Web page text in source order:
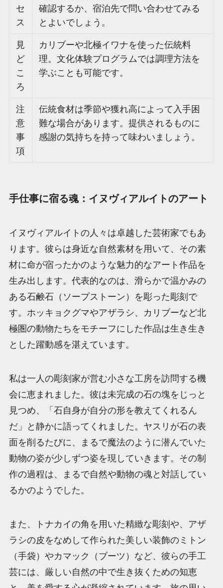
セ
ス
確認するか、宿泊先で問い合わせてみる
とよいでしょう。
見
ど
こ
ろ
カリブーや北極イワナを使った伝統料
理。文化体験プログラムでは調理方法を
学ぶことも可能です。
注
意
事
項
伝統食材は季節や獲れ高によって入手困
難な場合があります。提供されるものに
感謝の気持ちを持って味わいましょう。
手仕事に宿る魂：イヌヴィアルイトのアート
イヌヴィアルイトの人々は卓越した芸術家でもあ
ります。彼らは身近な自然素材を用いて、その素
材に命が宿ったかのような魅力的なアート作品を
生み出します。代表的なのは、滑らかで温かみの
ある石鹸石（ソープストーン）を彫った彫刻で
す。ホッキョクグマやアザラシ、カリブーなど北
極圏の動物たちをモチーフにした作品は生き生き
とした躍動感を湛えています。
私は一人の彫刻家が営む小さな工房を訪問する機
会に恵まれました。彼は未完成の石の塊をじっと
見つめ、「石自身が自分の形を教えてくれるん
だ」と静かに語ってくれました。ヤスリが石の表
面を削るたびに、まるで魔法のように潜んでいた
動物の姿が少しずつ姿を現していきます。その制
作の過程は、まるで自然や動物の魂と対話してい
るかのようでした。
また、トナカイの角を用いた精緻な彫刻や、アザ
ラシの皮をなめして作られた美しい装飾のミトン
（手袋）やカマック（ブーツ）など、彼らの手工
芸には、厳しい自然の中で生き抜くための知恵